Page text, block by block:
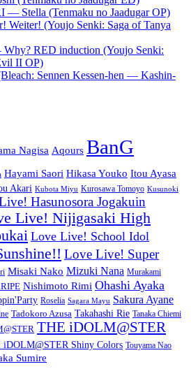
Stella (Tenmaku no Jaadugar OP)
(Youjo Senki: Saga of Tanya
RED induction (Youjo Senki:
II OP)
Sennen Kessen-hen — Kashin-
Nagisa Aqours BanG
Hayami Saori Hikasa Youko Itou Ayasa
Akari Kubota Miyu Kurosawa Tomoyo Kusunoki
Hasunosora Jogakuin
Live! Nijigasaki High
Love Live! School Idol
Love Live! Super
Misaki Nako Mizuki Nana Murakami
Nishimoto Rimi Ohashi Ayaka
Roselia Sagara Mayu Sakura Ayane
Tadokoro Azusa Takahashi Rie Tanaka Chiemi
THE iDOLM@STER
iDOLM@STER Shiny Colors Touyama Nao
Sumire